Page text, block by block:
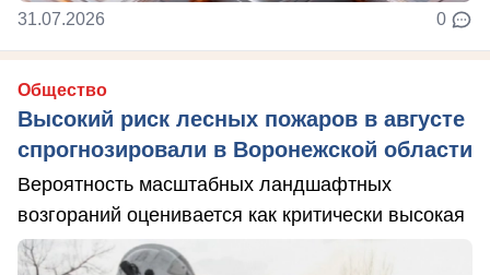
31.07.2026 0
Общество
Высокий риск лесных пожаров в августе
спрогнозировали в Воронежской области
Вероятность масштабных ландшафтных
возгораний оценивается как критически высокая